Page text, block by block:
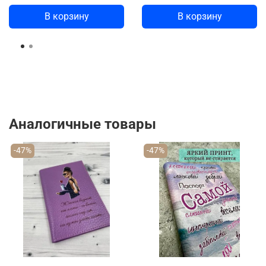
В корзину В корзину
Аналогичные товары
-47% -47%